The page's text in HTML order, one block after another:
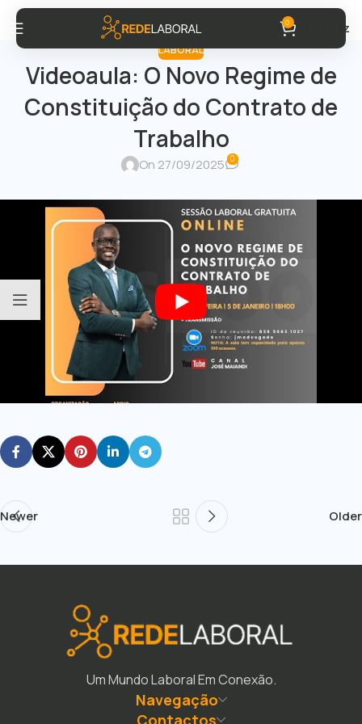
0 Kz
LABORAL
Videoaula: O Novo Regime de
Constituição do Contrato de
Trabalho
On 27/09/2025 0
Newer Older
Um Mundo Laboral Em Conexão.
Navegação
Contactos